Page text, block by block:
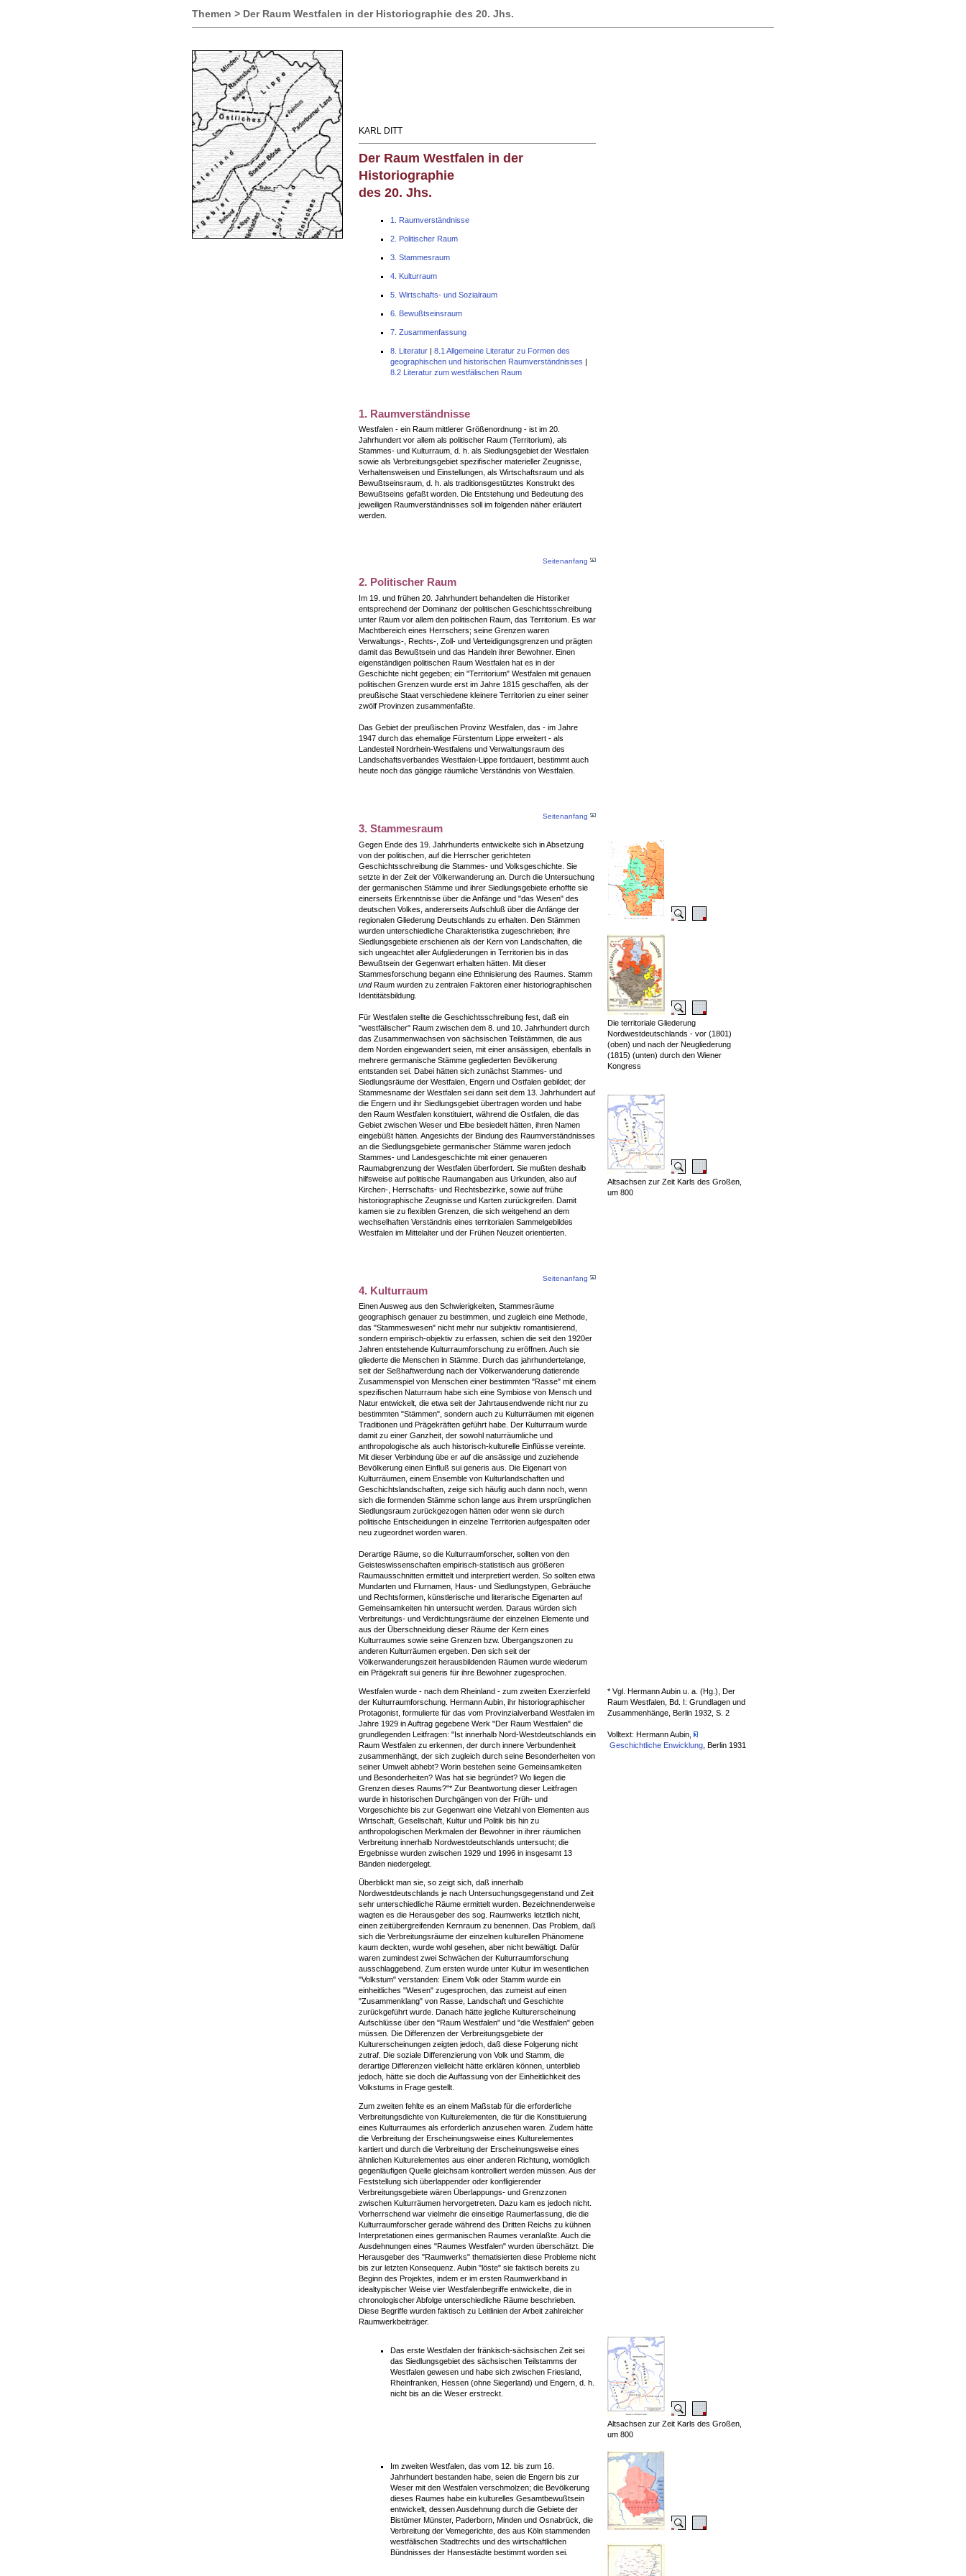
Themen > Der Raum Westfalen in der Historiographie des 20. Jhs.
KARL DITT
Der Raum Westfalen in der
Historiographie
des 20. Jhs.
1. Raumverständnisse
2. Politischer Raum
3. Stammesraum
4. Kulturraum
5. Wirtschafts- und Sozialraum
6. Bewußtseinsraum
7. Zusammenfassung
8. Literatur| 8.1 Allgemeine Literatur zu Formen des
geographischen und historischen Raumverständnisses |
8.2 Literatur zum westfälischen Raum
1. Raumverständnisse
Westfalen - ein Raum mittlerer Größenordnung - ist im 20.
Jahrhundert vor allem als politischer Raum (Territorium), als
Stammes- und Kulturraum, d. h. als Siedlungsgebiet der Westfalen
sowie als Verbreitungsgebiet spezifischer materieller Zeugnisse,
Verhaltensweisen und Einstellungen, als Wirtschaftsraum und als
Bewußtseinsraum, d. h. als traditionsgestütztes Konstrukt des
Bewußtseins gefaßt worden. Die Entstehung und Bedeutung des
jeweiligen Raumverständnisses soll im folgenden näher erläutert
werden.
Seitenanfang
2. Politischer Raum
Im 19. und frühen 20. Jahrhundert behandelten die Historiker
entsprechend der Dominanz der politischen Geschichtsschreibung
unter Raum vor allem den politischen Raum, das Territorium. Es war
Machtbereich eines Herrschers; seine Grenzen waren
Verwaltungs-, Rechts-, Zoll- und Verteidigungsgrenzen und prägten
damit das Bewußtsein und das Handeln ihrer Bewohner. Einen
eigenständigen politischen Raum Westfalen hat es in der
Geschichte nicht gegeben; ein "Territorium" Westfalen mit genauen
politischen Grenzen wurde erst im Jahre 1815 geschaffen, als der
preußische Staat verschiedene kleinere Territorien zu einer seiner
zwölf Provinzen zusammenfaßte.
Das Gebiet der preußischen Provinz Westfalen, das - im Jahre
1947 durch das ehemalige Fürstentum Lippe erweitert - als
Landesteil Nordrhein-Westfalens und Verwaltungsraum des
Landschaftsverbandes Westfalen-Lippe fortdauert, bestimmt auch
heute noch das gängige räumliche Verständnis von Westfalen.
Seitenanfang
3. Stammesraum
Gegen Ende des 19. Jahrhunderts entwickelte sich in Absetzung
von der politischen, auf die Herrscher gerichteten
Geschichtsschreibung die Stammes- und Volksgeschichte. Sie
setzte in der Zeit der Völkerwanderung an. Durch die Untersuchung
der germanischen Stämme und ihrer Siedlungsgebiete erhoffte sie
einerseits Erkenntnisse über die Anfänge und "das Wesen" des
deutschen Volkes, andererseits Aufschluß über die Anfänge der
regionalen Gliederung Deutschlands zu erhalten. Den Stämmen
wurden unterschiedliche Charakteristika zugeschrieben; ihre
Siedlungsgebiete erschienen als der Kern von Landschaften, die
sich ungeachtet aller Aufgliederungen in Territorien bis in das
Bewußtsein der Gegenwart erhalten hätten. Mit dieser
Stammesforschung begann eine Ethnisierung des Raumes. Stamm
undRaum wurden zu zentralen Faktoren einer historiographischen
Identitätsbildung.
Für Westfalen stellte die Geschichtsschreibung fest, daß ein
"westfälischer" Raum zwischen dem 8. und 10. Jahrhundert durch
das Zusammenwachsen von sächsischen Teilstämmen, die aus
dem Norden eingewandert seien, mit einer ansässigen, ebenfalls in
mehrere germanische Stämme gegliederten Bevölkerung
entstanden sei. Dabei hätten sich zunächst Stammes- und
Siedlungsräume der Westfalen, Engern und Ostfalen gebildet; der
Stammesname der Westfalen sei dann seit dem 13. Jahrhundert auf
die Engern und ihr Siedlungsgebiet übertragen worden und habe
den Raum Westfalen konstituiert, während die Ostfalen, die das
Gebiet zwischen Weser und Elbe besiedelt hätten, ihren Namen
eingebüßt hätten. Angesichts der Bindung des Raumverständnisses
an die Siedlungsgebiete germanischer Stämme waren jedoch
Stammes- und Landesgeschichte mit einer genaueren
Raumabgrenzung der Westfalen überfordert. Sie mußten deshalb
hilfsweise auf politische Raumangaben aus Urkunden, also auf
Kirchen-, Herrschafts- und Rechtsbezirke, sowie auf frühe
historiographische Zeugnisse und Karten zurückgreifen. Damit
kamen sie zu flexiblen Grenzen, die sich weitgehend an dem
wechselhaften Verständnis eines territorialen Sammelgebildes
Westfalen im Mittelalter und der Frühen Neuzeit orientierten.
Die territoriale Gliederung
Nordwestdeutschlands - vor (1801)
(oben) und nach der Neugliederung
(1815) (unten) durch den Wiener
Kongress
Altsachsen zur Zeit Karls des Großen,
um 800
Seitenanfang
4. Kulturraum
Einen Ausweg aus den Schwierigkeiten, Stammesräume
geographisch genauer zu bestimmen, und zugleich eine Methode,
das "Stammeswesen" nicht mehr nur subjektiv romantisierend,
sondern empirisch-objektiv zu erfassen, schien die seit den 1920er
Jahren entstehende Kulturraumforschung zu eröffnen. Auch sie
gliederte die Menschen in Stämme. Durch das jahrhundertelange,
seit der Seßhaftwerdung nach der Völkerwanderung datierende
Zusammenspiel von Menschen einer bestimmten "Rasse" mit einem
spezifischen Naturraum habe sich eine Symbiose von Mensch und
Natur entwickelt, die etwa seit der Jahrtausendwende nicht nur zu
bestimmten "Stämmen", sondern auch zu Kulturräumen mit eigenen
Traditionen und Prägekräften geführt habe. Der Kulturraum wurde
damit zu einer Ganzheit, der sowohl naturräumliche und
anthropologische als auch historisch-kulturelle Einflüsse vereinte.
Mit dieser Verbindung übe er auf die ansässige und zuziehende
Bevölkerung einen Einfluß sui generis aus. Die Eigenart von
Kulturräumen, einem Ensemble von Kulturlandschaften und
Geschichtslandschaften, zeige sich häufig auch dann noch, wenn
sich die formenden Stämme schon lange aus ihrem ursprünglichen
Siedlungsraum zurückgezogen hätten oder wenn sie durch
politische Entscheidungen in einzelne Territorien aufgespalten oder
neu zugeordnet worden waren.
Derartige Räume, so die Kulturraumforscher, sollten von den
Geisteswissenschaften empirisch-statistisch aus größeren
Raumausschnitten ermittelt und interpretiert werden. So sollten etwa
Mundarten und Flurnamen, Haus- und Siedlungstypen, Gebräuche
und Rechtsformen, künstlerische und literarische Eigenarten auf
Gemeinsamkeiten hin untersucht werden. Daraus würden sich
Verbreitungs- und Verdichtungsräume der einzelnen Elemente und
aus der Überschneidung dieser Räume der Kern eines
Kulturraumes sowie seine Grenzen bzw. Übergangszonen zu
anderen Kulturräumen ergeben. Den sich seit der
Völkerwanderungszeit herausbildenden Räumen wurde wiederum
ein Prägekraft sui generis für ihre Bewohner zugesprochen.
Westfalen wurde - nach dem Rheinland - zum zweiten Exerzierfeld
der Kulturraumforschung. Hermann Aubin, ihr historiographischer
Protagonist, formulierte für das vom Provinzialverband Westfalen im
Jahre 1929 in Auftrag gegebene Werk "Der Raum Westfalen" die
grundlegenden Leitfragen: "Ist innerhalb Nord-Westdeutschlands ein
Raum Westfalen zu erkennen, der durch innere Verbundenheit
zusammenhängt, der sich zugleich durch seine Besonderheiten von
seiner Umwelt abhebt? Worin bestehen seine Gemeinsamkeiten
und Besonderheiten? Was hat sie begründet? Wo liegen die
Grenzen dieses Raums?"* Zur Beantwortung dieser Leitfragen
wurde in historischen Durchgängen von der Früh- und
Vorgeschichte bis zur Gegenwart eine Vielzahl von Elementen aus
Wirtschaft, Gesellschaft, Kultur und Politik bis hin zu
anthropologischen Merkmalen der Bewohner in ihrer räumlichen
Verbreitung innerhalb Nordwestdeutschlands untersucht; die
Ergebnisse wurden zwischen 1929 und 1996 in insgesamt 13
Bänden niedergelegt.
* Vgl. Hermann Aubin u. a. (Hg.), Der
Raum Westfalen, Bd. I: Grundlagen und
Zusammenhänge, Berlin 1932, S. 2
Volltext: Hermann Aubin,
Geschichtliche Enwicklung , Berlin 1931
Überblickt man sie, so zeigt sich, daß innerhalb
Nordwestdeutschlands je nach Untersuchungsgegenstand und Zeit
sehr unterschiedliche Räume ermittelt wurden. Bezeichnenderweise
wagten es die Herausgeber des sog. Raumwerks letztlich nicht,
einen zeitübergreifenden Kernraum zu benennen. Das Problem, daß
sich die Verbreitungsräume der einzelnen kulturellen Phänomene
kaum deckten, wurde wohl gesehen, aber nicht bewältigt. Dafür
waren zumindest zwei Schwächen der Kulturraumforschung
ausschlaggebend. Zum ersten wurde unter Kultur im wesentlichen
"Volkstum" verstanden: Einem Volk oder Stamm wurde ein
einheitliches "Wesen" zugesprochen, das zumeist auf einen
"Zusammenklang" von Rasse, Landschaft und Geschichte
zurückgeführt wurde. Danach hätte jegliche Kulturerscheinung
Aufschlüsse über den "Raum Westfalen" und "die Westfalen" geben
müssen. Die Differenzen der Verbreitungsgebiete der
Kulturerscheinungen zeigten jedoch, daß diese Folgerung nicht
zutraf. Die soziale Differenzierung von Volk und Stamm, die
derartige Differenzen vielleicht hätte erklären können, unterblieb
jedoch, hätte sie doch die Auffassung von der Einheitlichkeit des
Volkstums in Frage gestellt.
Zum zweiten fehlte es an einem Maßstab für die erforderliche
Verbreitungsdichte von Kulturelementen, die für die Konstituierung
eines Kulturraumes als erforderlich anzusehen waren. Zudem hätte
die Verbreitung der Erscheinungsweise eines Kulturelementes
kartiert und durch die Verbreitung der Erscheinungsweise eines
ähnlichen Kulturelementes aus einer anderen Richtung, womöglich
gegenläufigen Quelle gleichsam kontrolliert werden müssen. Aus der
Feststellung sich überlappender oder konfligierender
Verbreitungsgebiete wären Überlappungs- und Grenzzonen
zwischen Kulturräumen hervorgetreten. Dazu kam es jedoch nicht.
Vorherrschend war vielmehr die einseitige Raumerfassung, die die
Kulturraumforscher gerade während des Dritten Reichs zu kühnen
Interpretationen eines germanischen Raumes veranlaßte. Auch die
Ausdehnungen eines "Raumes Westfalen" wurden überschätzt. Die
Herausgeber des "Raumwerks" thematisierten diese Probleme nicht
bis zur letzten Konsequenz. Aubin "löste" sie faktisch bereits zu
Beginn des Projektes, indem er im ersten Raumwerkband in
idealtypischer Weise vier Westfalenbegriffe entwickelte, die in
chronologischer Abfolge unterschiedliche Räume beschrieben.
Diese Begriffe wurden faktisch zu Leitlinien der Arbeit zahlreicher
Raumwerkbeiträger.
Das erste Westfalen der fränkisch-sächsischen Zeit sei
das Siedlungsgebiet des sächsischen Teilstamms der
Westfalen gewesen und habe sich zwischen Friesland,
Rheinfranken, Hessen (ohne Siegerland) und Engern, d. h.
nicht bis an die Weser erstreckt.
Altsachsen zur Zeit Karls des Großen,
um 800
Im zweiten Westfalen, das vom 12. bis zum 16.
Jahrhundert bestanden habe, seien die Engern bis zur
Weser mit den Westfalen verschmolzen; die Bevölkerung
dieses Raumes habe ein kulturelles Gesamtbewußtsein
entwickelt, dessen Ausdehnung durch die Gebiete der
Bistümer Münster, Paderborn, Minden und Osnabrück, die
Verbreitung der Vemegerichte, des aus Köln stammenden
westfälischen Stadtrechts und des wirtschaftlichen
Bündnisses der Hansestädte bestimmt worden sei.